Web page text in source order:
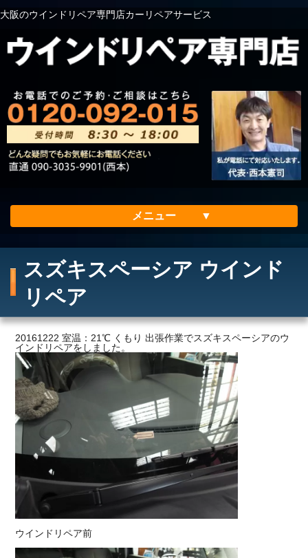
大阪のウインドリペア専門店カーリペアサービス
メニュー
会社案内
ご利用の流れ
スズキスペーシア ウインド
リペア
20161222 室温：21℃ くもり 出張作業でスズキスペーシアのウ
インドリペアをしました。
ウインドリペア前